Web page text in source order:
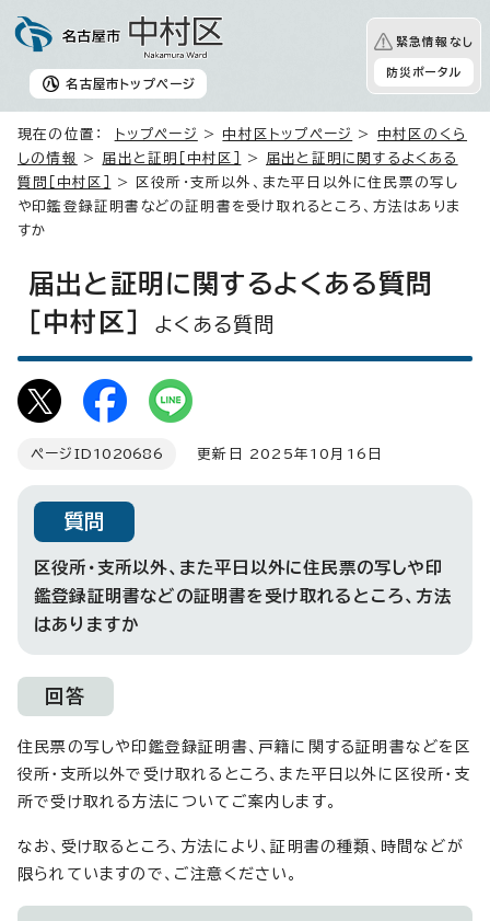
名古屋市 トップページ
緊急情報なし
防災ポータル
現在の位置： トップページ > 中村区トップページ > 中村区のくら
しの情報
> 届出と証明［中村区］ > 届出と証明に関するよくある
質問［中村区］
> 区役所・支所以外、また平日以外に住民票の写し
や印鑑登録証明書などの証明書を受け取れるところ、方法はありま
すか
届出と証明に関するよくある質問
［中村区］
よくある質問
ページID 1020686 更新日 2025年10月16日
質問
区役所・支所以外、また平日以外に住民票の写しや印
鑑登録証明書などの証明書を受け取れるところ、方法
はありますか
回答
住民票の写しや印鑑登録証明書、戸籍に関する証明書などを区
役所・支所以外で受け取れるところ、また平日以外に区役所・支
所で受け取れる方法についてご案内します。
なお、受け取るところ、方法により、証明書の種類、時間などが
限られていますので、ご注意ください。